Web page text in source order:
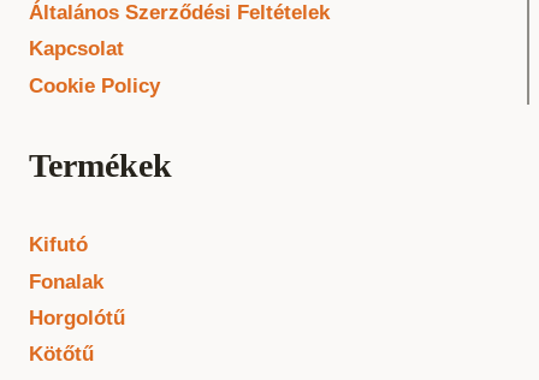
Általános Szerződési Feltételek
Kapcsolat
Cookie Policy
Termékek
Kifutó
Fonalak
Horgolótű
Kötőtű